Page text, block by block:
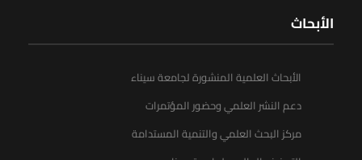
الأبحاث
الأبحاث العلمية المنشورة لجامعة سيناء
دعم النشر العلمي وحضور المؤتمرات
مركز البحث العلمي والتنمية المستدامة